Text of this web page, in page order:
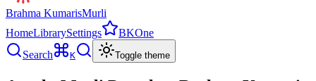
Brahma KumarisMurli
HomeLibrarySettings
BKOne
Search
K Toggle theme